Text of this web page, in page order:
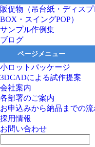
販促物（吊台紙・ディス
BOX・スイングPOP）
サンプル作例集
ブログ
ページメニュー
小ロットパッケージ
3DCADによる試作提案
会社案内
各部署のご案内
お申込みから納品までの流
採用情報
お問い合わせ